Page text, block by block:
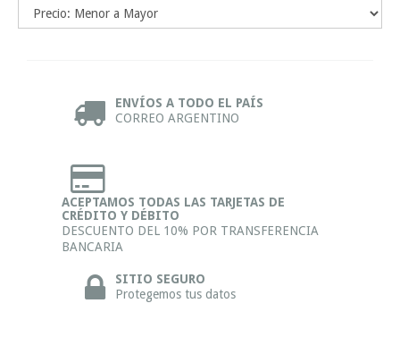
ENVÍOS A TODO EL PAÍS
CORREO ARGENTINO
ACEPTAMOS TODAS LAS TARJETAS DE
CRÉDITO Y DÉBITO
DESCUENTO DEL 10% POR TRANSFERENCIA
BANCARIA
SITIO SEGURO
Protegemos tus datos